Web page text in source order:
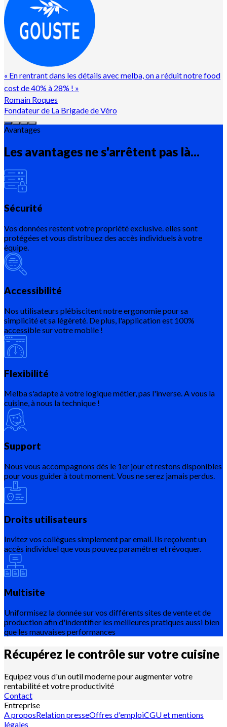
« En rentrant dans les détails avec melba, on a réduit notre food
cost de 40% à 28% ! »
Romain Roques
Fondateur de La Brigade de Véro
Avantages
Les avantages ne s'arrêtent pas là...
Sécurité
Vos données restent votre propriété exclusive. elles sont
protégées et vous distribuez des accès individuels à votre
équipe.
Accessibilité
Nos utilisateurs plébiscitent notre ergonomie pour sa
simplicité et sa légèreté. De plus, l'application est 100%
accessible sur votre mobile !
Flexibilité
Melba s'adapte à votre logique métier, pas l'inverse. A vous la
cuisine, à nous la technique !
Support
Nous vous accompagnons dès le 1er jour et restons disponibles
pour vous guider à tout moment. Vous ne serez jamais perdus.
Droits utilisateurs
Invitez vos collègues simplement par email. Ils reçoivent un
accès individuel que vous pouvez paramétrer et révoquer.
Multisite
Uniformisez la donnée sur vos différents sites de vente et de
production afin d'indentifier les meilleures pratiques aussi bien
que les mauvaises performances
Récupérez le contrôle sur votre cuisine
Equipez vous d'un outil moderne pour augmenter votre
rentabilité et votre productivité
Contact
Entreprise
A proposRelation presseOffres d'emploiCGU et mentions
légales